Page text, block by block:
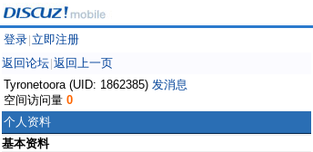
登录 立即注册
返回论坛 返回上一页
Tyronetoora (UID: 1862385) 发消息
空间访问量 0
个人资料
基本资料